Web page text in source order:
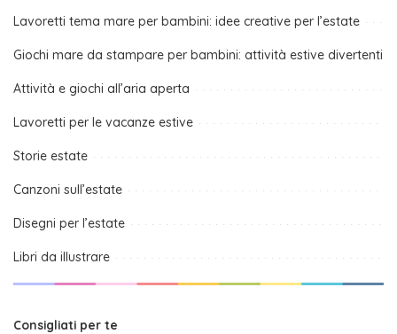
Lavoretti tema mare per bambini: idee creative per l’estate
Giochi mare da stampare per bambini: attività estive divertenti
Attività e giochi all’aria aperta
Lavoretti per le vacanze estive
Storie estate
Canzoni sull’estate
Disegni per l’estate
Libri da illustrare
Consigliati per te